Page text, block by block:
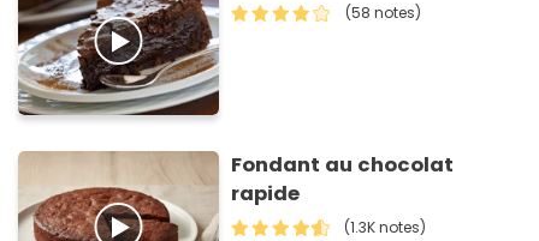
(58 notes)
Fondant au chocolat
rapide
(1.3K notes)